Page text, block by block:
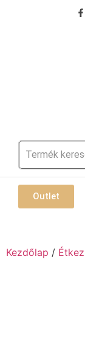
Outlet
Kezdőlap /